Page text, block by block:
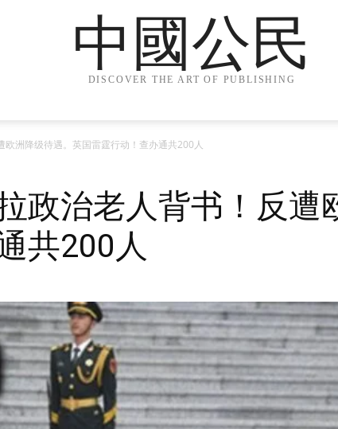
中國公民
DISCOVER THE ART OF PUBLISHING
洲降级待遇。英国雷霆行动！查办通共200人
政治老人背书！反遭
共200人